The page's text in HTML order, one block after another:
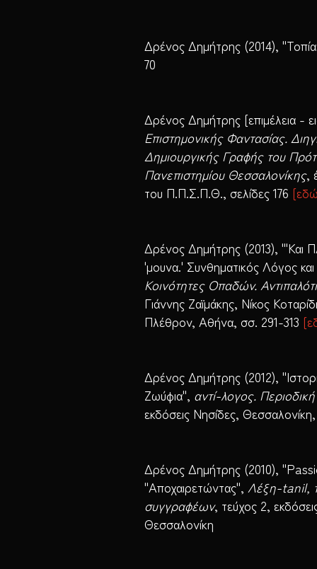
Δρένος Δημήτρης (2014),
70
Δρένος Δημήτρης [επιμέλεια -
Επιστημονικής Φαντασίας.
Δημιουργικής Γραφής του
Πανεπιστημίου Θεσσαλονίκης,
του Π.Π.Σ.Π.Θ., σελίδες 176 [
Δρένος Δημήτρης (2013),
'μουνα.' Συνθηματικός Λόγος
Κοινότητες Οπαδών.
Γιάννης Ζαϊμάκης, Νίκος
Πλέθρον, Αθήνα, σσ. 291-313 [
Δρένος Δημήτρης (2012),
Ζωύφια", αντί-λογος.
εκδόσεις Νησίδες,
Δρένος Δημήτρης (2010),
"Αποχαιρετώντας", Λέξη-tanil,
συγγραφέων, τεύχος 2,
Θεσσαλονίκη